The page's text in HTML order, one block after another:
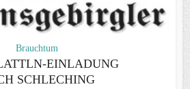
Brauchtum
EINLADUNG
SCHLECHING